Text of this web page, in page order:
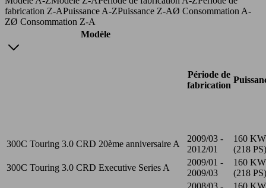
fabrication Z-APuissance A-ZPuissance Z-AØ Consommation A-
ZØ Consommation Z-A
Modèle
Période de
fabrication
300C Touring 3.0 CRD 20ème anniversaire A
2009/03 -
2012/01
160 KW
(218 PS)
300C Touring 3.0 CRD Executive Series A
2009/01 -
2009/03
160 KW
(218 PS)
2008/03 -
160 KW